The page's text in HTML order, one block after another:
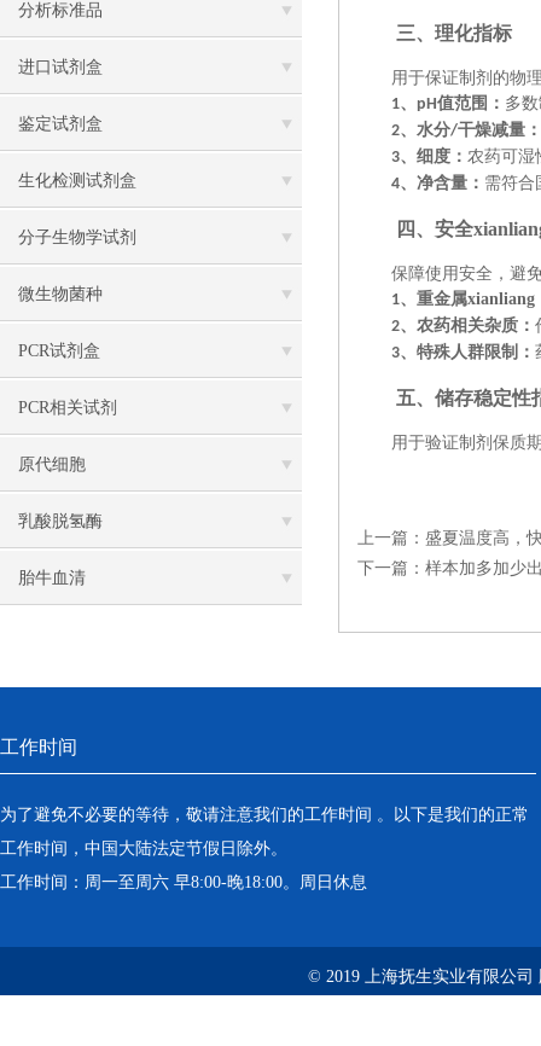
分析标准品
进口试剂盒
鉴定试剂盒
生化检测试剂盒
分子生物学试剂
微生物菌种
PCR试剂盒
PCR相关试剂
原代细胞
乳酸脱氢酶
胎牛血清
三、理化指标
用于保证制剂的物
1、 pH值范围‌： 多
2、 水分/干燥减量‌：
3、 细度 ‌： 农药可湿
4、 净含量 ‌： 需符合
四、安全
保障使用安全，避
1、 重金属xianliang
2、 农药相关杂质 ‌：
3、 特殊人群限制 ‌：
五、储存稳定性
用于验证制剂保质
上一篇： 盛夏温度高，
下一篇： 样本加多加少
工作时间
为了避免不必要的等待，敬请注意我们的工作时间 。以下是我们的正常
工作时间，中国大陆法定节假日除外。
工作时间：周一至周六 早8:00-晚18:00。周日休息
© 2019 上海抚生实业有限公司